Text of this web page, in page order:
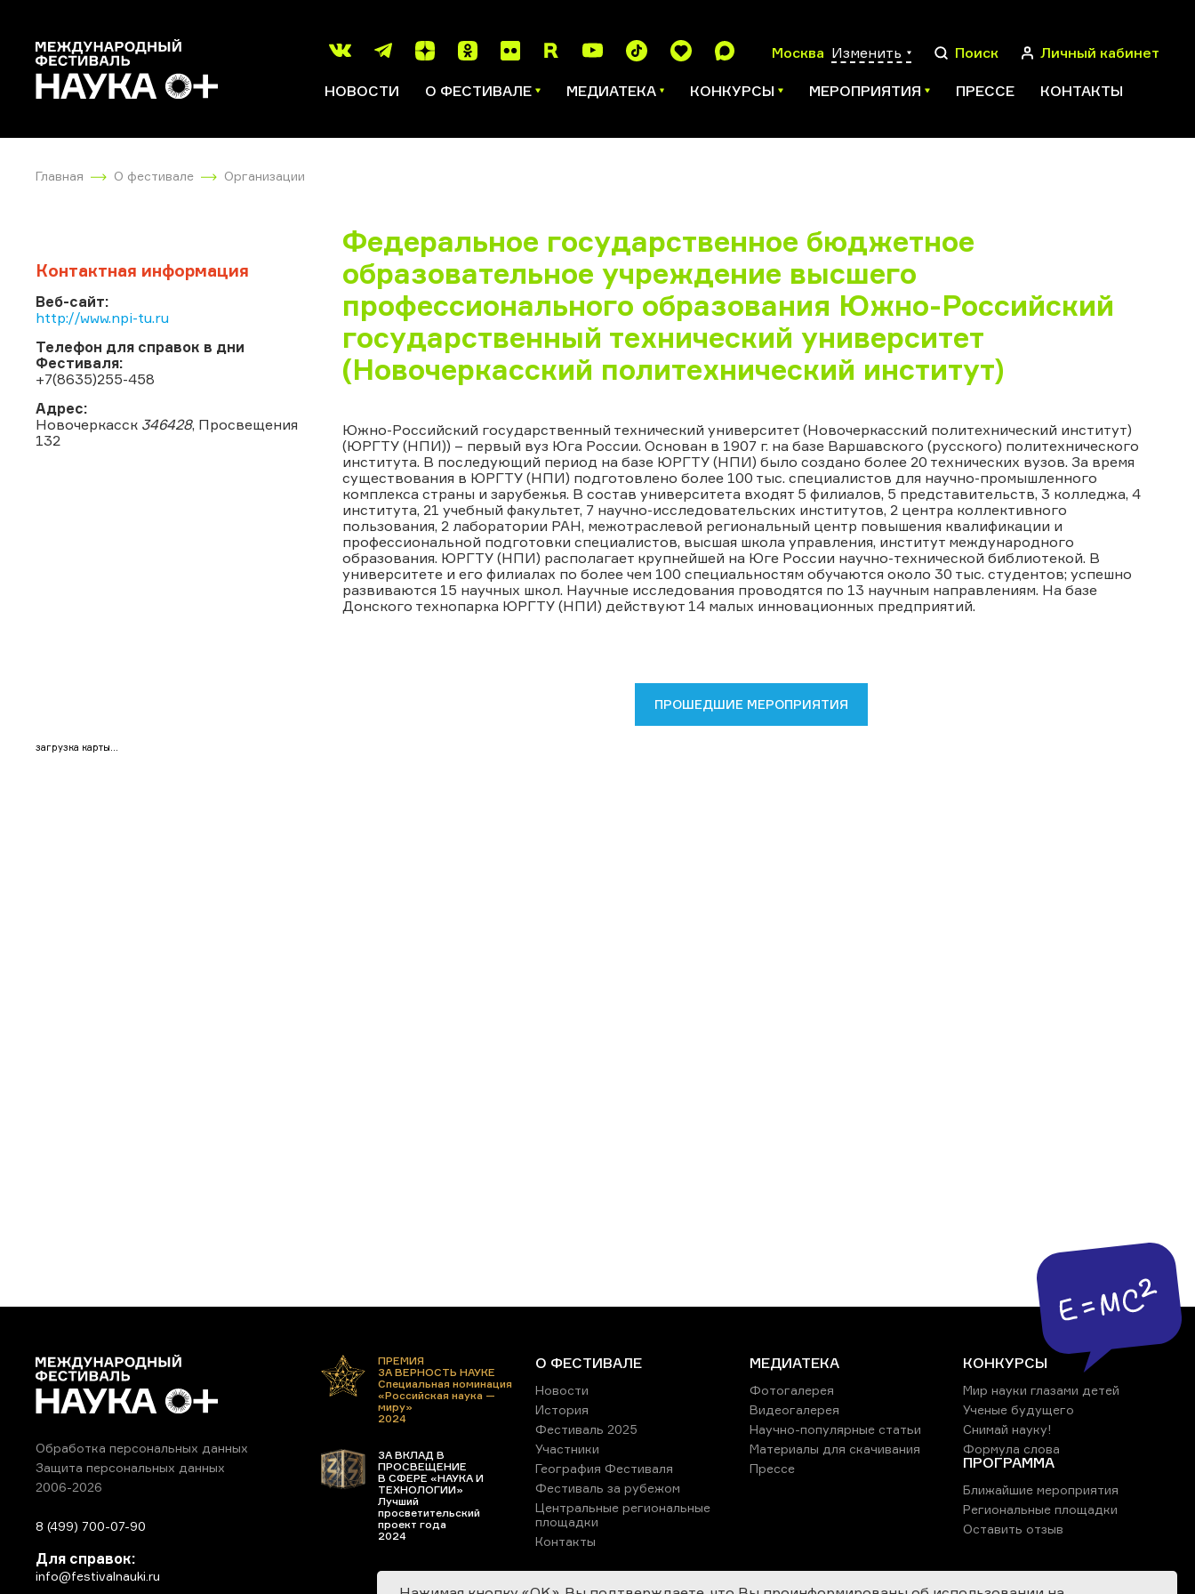
Москва Изменить Поиск Личный кабинет
НОВОСТИ О ФЕСТИВАЛЕ МЕДИАТЕКА КОНКУРСЫ МЕРОПРИЯТИЯ ПРЕССЕ КОНТАКТЫ
Главная О фестивале Организации
Контактная информация
Веб-сайт:
http://www.npi-tu.ru
Телефон для справок в дни
Фестиваля:
+7(8635)255-458
Адрес:
Новочеркасск 346428, Просвещения
132
загрузка карты...
Федеральное государственное бюджетное
образовательное учреждение высшего
профессионального образования Южно-Российский
государственный технический университет
(Новочеркасский политехнический институт)
Южно-Российский государственный технический университет (Новочеркасский политехнический институт)
(ЮРГТУ (НПИ)) – первый вуз Юга России. Основан в 1907 г. на базе Варшавского (русского) политехнического
института. В последующий период на базе ЮРГТУ (НПИ) было создано более 20 технических вузов. За время
существования в ЮРГТУ (НПИ) подготовлено более 100 тыс. специалистов для научно-промышленного
комплекса страны и зарубежья. В состав университета входят 5 филиалов, 5 представительств, 3 колледжа, 4
института, 21 учебный факультет, 7 научно-исследовательских институтов, 2 центра коллективного
пользования, 2 лаборатории РАН, межотраслевой региональный центр повышения квалификации и
профессиональной подготовки специалистов, высшая школа управления, институт международного
образования. ЮРГТУ (НПИ) располагает крупнейшей на Юге России научно-технической библиотекой. В
университете и его филиалах по более чем 100 специальностям обучаются около 30 тыс. студентов; успешно
развиваются 15 научных школ. Научные исследования проводятся по 13 научным направлениям. На базе
Донского технопарка ЮРГТУ (НПИ) действуют 14 малых инновационных предприятий.
ПРОШЕДШИЕ МЕРОПРИЯТИЯ
Обработка персональных данных
Защита персональных данных
2006-2026
8 (499) 700-07-90
Для справок:
info@festivalnauki.ru
ПРЕМИЯ
ЗА ВЕРНОСТЬ НАУКЕ
Специальная номинация
«Российская наука —
миру»
2024
ЗА ВКЛАД В
ПРОСВЕЩЕНИЕ
В СФЕРЕ «НАУКА И
ТЕХНОЛОГИИ»
Лучший
просветительский
проект года
2024
О ФЕСТИВАЛЕ
Новости
История
Фестиваль 2025
Участники
География Фестиваля
Фестиваль за рубежом
Центральные региональные
площадки
Контакты
МЕДИАТЕКА
Фотогалерея
Видеогалерея
Научно-популярные статьи
Материалы для скачивания
Прессе
КОНКУРСЫ
Мир науки глазами детей
Ученые будущего
Снимай науку!
Формула слова
ПРОГРАММА
Ближайшие мероприятия
Региональные площадки
Оставить отзыв